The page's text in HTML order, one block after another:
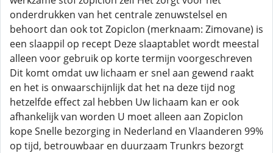
onderdrukken van het centrale zenuwstelsel en
behoort dan ook tot Zopiclon (merknaam: Zimovane) is
een slaappil op recept Deze slaaptablet wordt meestal
alleen voor gebruik op korte termijn voorgeschreven
Dit komt omdat uw lichaam er snel aan gewend raakt
en het is onwaarschijnlijk dat het na deze tijd nog
hetzelfde effect zal hebben Uw lichaam kan er ook
afhankelijk van worden U moet alleen aan Zopiclon
kope Snelle bezorging in Nederland en Vlaanderen 99%
op tijd, betrouwbaar en duurzaam Trunkrs bezorgt